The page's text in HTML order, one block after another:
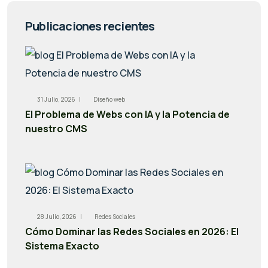
Publicaciones recientes
31 Julio, 2026 | Diseño web
El Problema de Webs con IA y la Potencia de
nuestro CMS
28 Julio, 2026 | Redes Sociales
Cómo Dominar las Redes Sociales en 2026: El
Sistema Exacto